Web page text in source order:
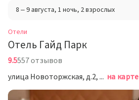
8 – 9 августа, 1 ночь, 2 взрослых
Отели
Отель Гайд Парк
9.5557 отзывов
улица Новоторжская, д.2, Тверь на карте